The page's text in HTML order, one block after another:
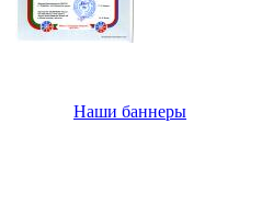
Наши баннеры